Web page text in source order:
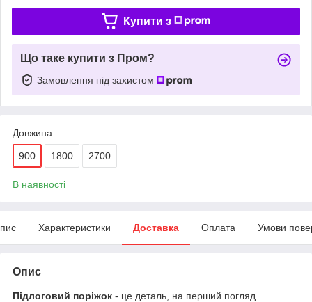
Купити з
Що таке купити з Пром?
Замовлення під захистом
Довжина
900 1800 2700
В наявності
Характеристики Доставка Оплата Умови
Опис
Підлоговий поріжок - це деталь, на перший погляд